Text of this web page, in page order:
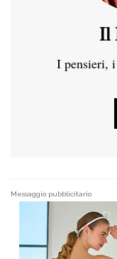
Il
I pensieri,
Messaggio pubblicitario